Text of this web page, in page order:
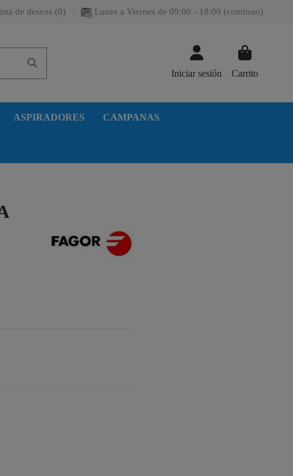
de deseos (0) Lunes a Viernes de 09:00 - 18:00 (continuo)
Iniciar sesión Carrito
ASPIRADORES CAMPANAS